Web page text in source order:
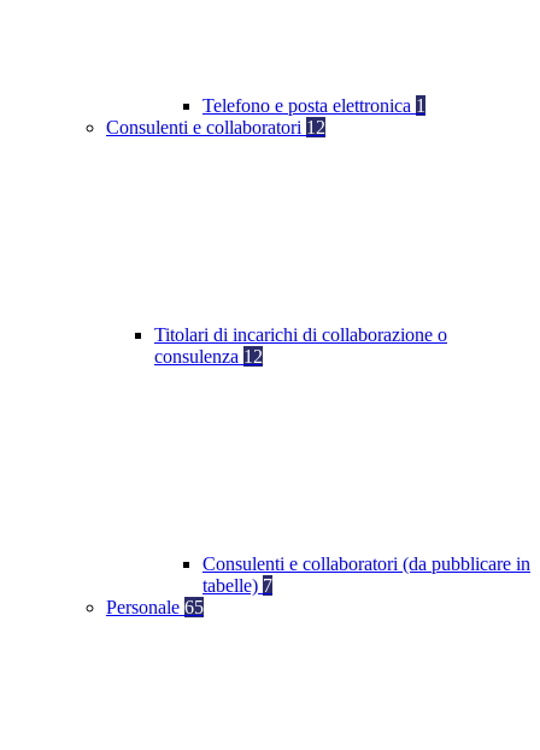
Telefono e posta elettronica 1
Consulenti e collaboratori 12
Titolari di incarichi di collaborazione o
consulenza 12
Consulenti e collaboratori (da pubblicare in
tabelle) 7
Personale 65